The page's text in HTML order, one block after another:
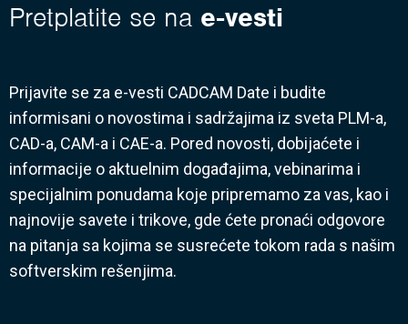
Pretplatite se na e-vesti
Prijavite se za e-vesti CADCAM Date i budite
informisani o novostima i sadržajima iz sveta PLM-a,
CAD-a, CAM-a i CAE-a. Pored novosti, dobijaćete i
informacije o aktuelnim događajima, vebinarima i
specijalnim ponudama koje pripremamo za vas, kao i
najnovije savete i trikove, gde ćete pronaći odgovore
na pitanja sa kojima se susrećete tokom rada s našim
softverskim rešenjima.